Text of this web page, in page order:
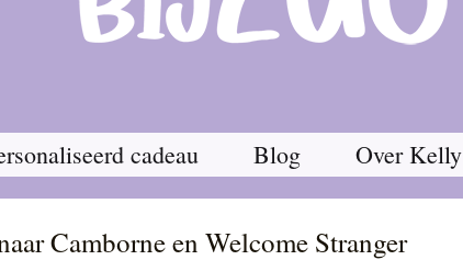
cadeau Blog Over Kelly
Camborne en Welcome Stranger